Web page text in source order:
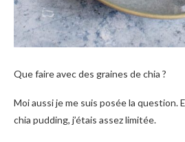
Que faire avec des graines de chia ?
Moi aussi je me suis posée la question.
chia pudding, j’étais assez limitée.